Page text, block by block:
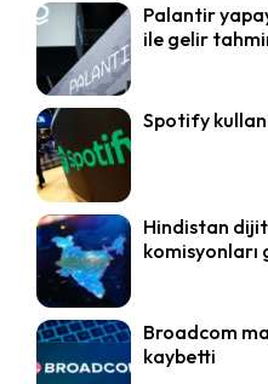
Palantir
ile gelir
Spotify
Hindistan
Broadcom
kaybetti